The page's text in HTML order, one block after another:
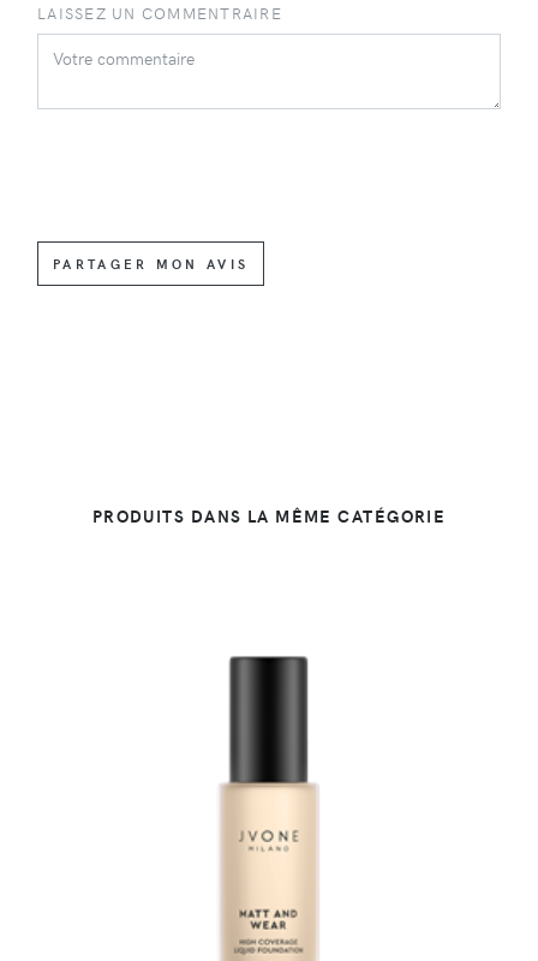
LAISSEZ UN COMMENTRAIRE
PARTAGER MON AVIS
PRODUITS DANS LA MÊME CATÉGORIE